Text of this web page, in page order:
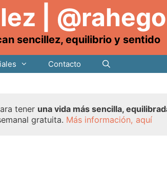
| @rahego
sencillez, equilibrio y sentido
Contacto
tener una vida más sencilla,
gratuita. Más información, aquí